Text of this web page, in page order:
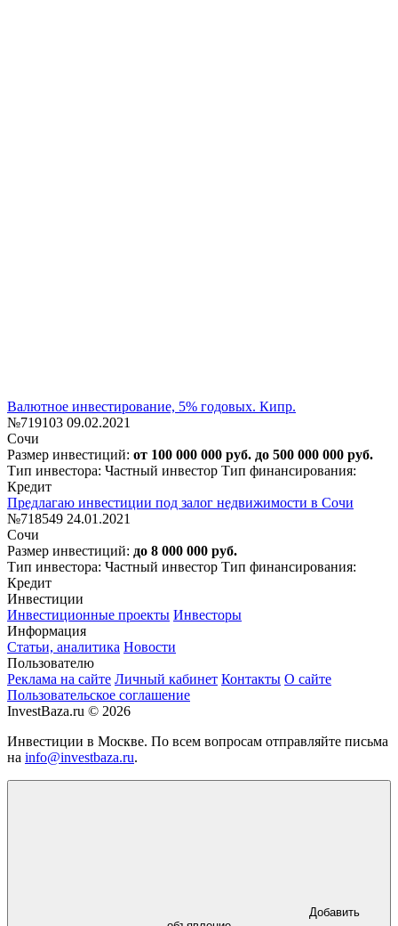
Валютное инвестирование, 5% годовых. Кипр.
№719103 09.02.2021
Сочи
Размер инвестиций: от 100 000 000 руб. до 500 000 000 руб.
Тип инвестора: Частный инвестор Тип финансирования:
Кредит
Предлагаю инвестиции под залог недвижимости в Сочи
№718549 24.01.2021
Сочи
Размер инвестиций: до 8 000 000 руб.
Тип инвестора: Частный инвестор Тип финансирования:
Кредит
Инвестиции
Инвестиционные проекты Инвесторы
Информация
Статьи, аналитика Новости
Пользователю
Реклама на сайте Личный кабинет Контакты О сайте
Пользовательское соглашение
InvestBaza.ru © 2026
Инвестиции в Москве. По всем вопросам отправляйте письма
на info@investbaza.ru.
Добавить